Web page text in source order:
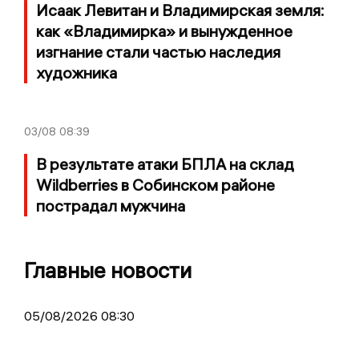
Исаак Левитан и Владимирская земля:
как «Владимирка» и вынужденное
изгнание стали частью наследия
художника
03/08 08:39
В результате атаки БПЛА на склад
Wildberries в Собинском районе
пострадал мужчина
Главные новости
05/08/2026 08:30